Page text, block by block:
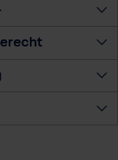
e
e
g